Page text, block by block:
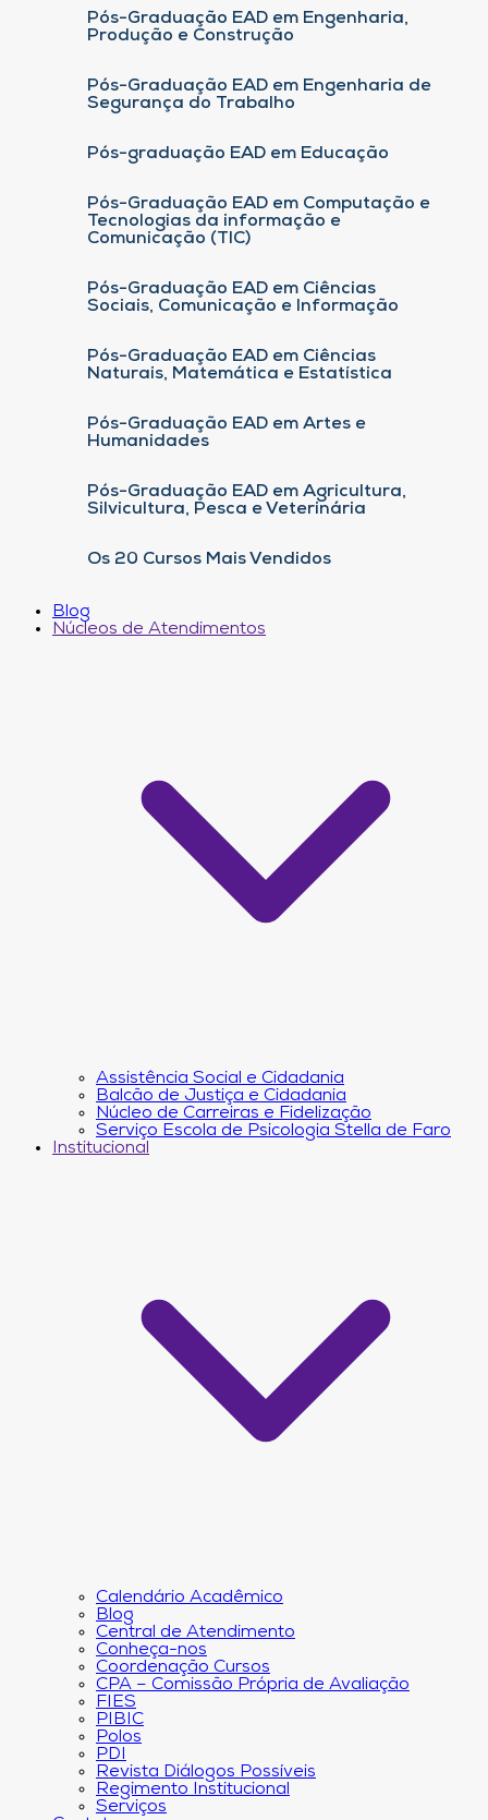
Pós-Graduação EAD em Engenharia,
Produção e Construção
Pós-Graduação EAD em Engenharia de
Segurança do Trabalho
Pós-graduação EAD em Educação
Pós-Graduação EAD em Computação e
Tecnologias da informação e
Comunicação (TIC)
Pós-Graduação EAD em Ciências
Sociais, Comunicação e Informação
Pós-Graduação EAD em Ciências
Naturais, Matemática e Estatística
Pós-Graduação EAD em Artes e
Humanidades
Pós-Graduação EAD em Agricultura,
Silvicultura, Pesca e Veterinária
Os 20 Cursos Mais Vendidos
Blog
Núcleos de Atendimentos
Assistência Social e Cidadania
Balcão de Justiça e Cidadania
Núcleo de Carreiras e Fidelização
Serviço Escola de Psicologia Stella de Faro
Institucional
Calendário Acadêmico
Blog
Central de Atendimento
Conheça-nos
Coordenação Cursos
CPA – Comissão Própria de Avaliação
FIES
PIBIC
Polos
PDI
Revista Diálogos Possíveis
Regimento Institucional
Serviços